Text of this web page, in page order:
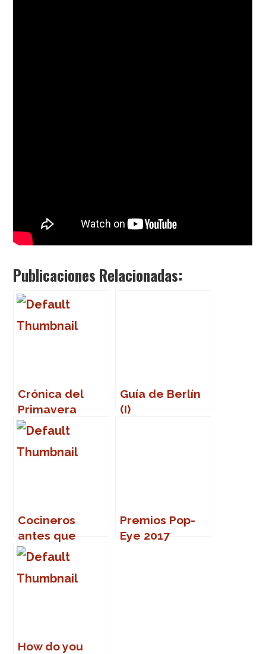
Publicaciones Relacionadas:
Crónica del
Primavera
Sound 2007
Guía de Berlín
(I)
Cocineros
antes que
frailes (II)
Premios Pop-
Eye 2017
How do you